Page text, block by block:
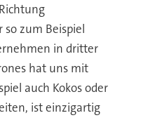
zum Beispiel
in dritter
hat uns mit
auch Kokos oder
ist einzigartig